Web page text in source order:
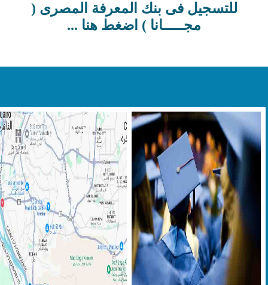
للتسجيل فى بنك المعرفة المصرى (
مجـــــانا ) اضغط هنا ...